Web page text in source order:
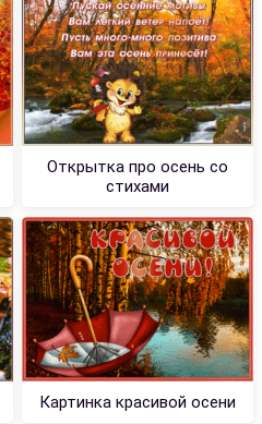
Открытка про осень со
стихами
Картинка красивой осени